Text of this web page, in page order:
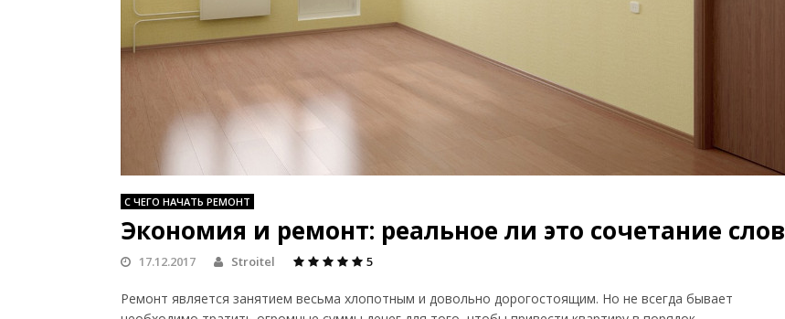
С ЧЕГО НАЧАТЬ РЕМОНТ
Экономия и ремонт: реальное ли это сочетание слов
17.12.2017 Stroitel 5
Ремонт является занятием весьма хлопотным и довольно дорогостоящим. Но не всегда бывает